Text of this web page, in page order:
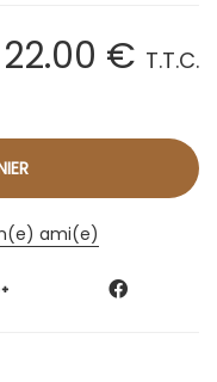
22.00 € T.T.C.
ami(e)